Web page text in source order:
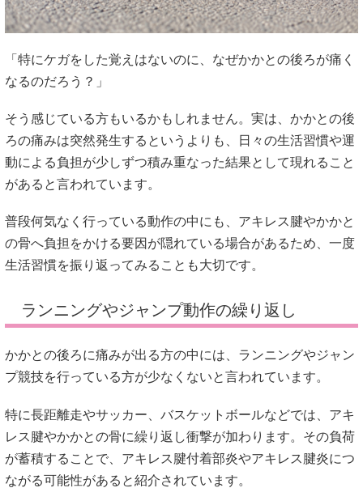
「特にケガをした覚えはないのに、なぜかかとの後ろが痛く
なるのだろう？」
そう感じている方もいるかもしれません。実は、かかとの後
ろの痛みは突然発生するというよりも、日々の生活習慣や運
動による負担が少しずつ積み重なった結果として現れること
があると言われています。
普段何気なく行っている動作の中にも、アキレス腱やかかと
の骨へ負担をかける要因が隠れている場合があるため、一度
生活習慣を振り返ってみることも大切です。
ランニングやジャンプ動作の繰り返し
かかとの後ろに痛みが出る方の中には、ランニングやジャン
プ競技を行っている方が少なくないと言われています。
特に長距離走やサッカー、バスケットボールなどでは、アキ
レス腱やかかとの骨に繰り返し衝撃が加わります。その負荷
が蓄積することで、アキレス腱付着部炎やアキレス腱炎につ
ながる可能性があると紹介されています。